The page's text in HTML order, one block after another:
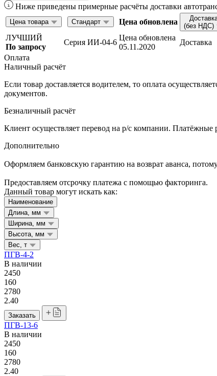
Ниже приведены примерные расчёты доставки
Цена товара Стандарт Цена обновлена
(без НДС)
ЛУЧШИЙ
По запросу
Серия ИИ-04-6
Цена обновлена
05.11.2020
Доставка
Оплата
Наличный расчёт
Если товар доставляется водителем, то оплата
документов.
Безналичный расчёт
Клиент осуществляет перевод на р/с компании. Платёжные
Дополнительно
Оформляем банковскую гарантию на возврат аванса,
Предоставляем отсрочку платежа с помощью факторинга.
Данный товар могут искать как:
Наименование
Длина, мм
Ширина, мм
Высота, мм
Вес, т
ПГВ-4-2
В наличии
2450
160
2780
2.40
Заказать
ПГВ-13-6
В наличии
2450
160
2780
2.40